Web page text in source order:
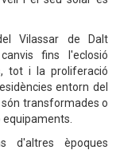
Vilassar de Dalt
fins l'eclosió
tot i la proliferació
entorn del
transformades o
d'altres èpoques